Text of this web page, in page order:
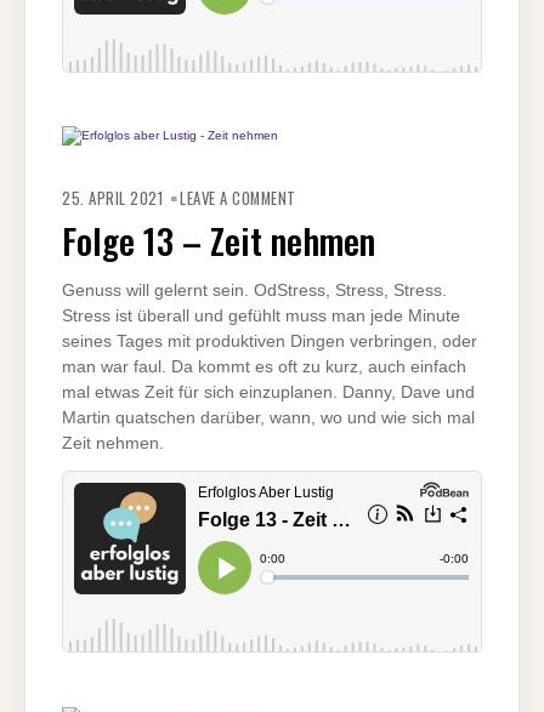
25. APRIL 2021 LEAVE A COMMENT
–
ZEIT
NEHMEN
Folge 13 – Zeit nehmen
Genuss will gelernt sein. OdStress, Stress, Stress.
Stress ist überall und gefühlt muss man jede Minute
seines Tages mit produktiven Dingen verbringen, oder
man war faul. Da kommt es oft zu kurz, auch einfach
mal etwas Zeit für sich einzuplanen. Danny, Dave und
Martin quatschen darüber, wann, wo und wie sich mal
Zeit nehmen.